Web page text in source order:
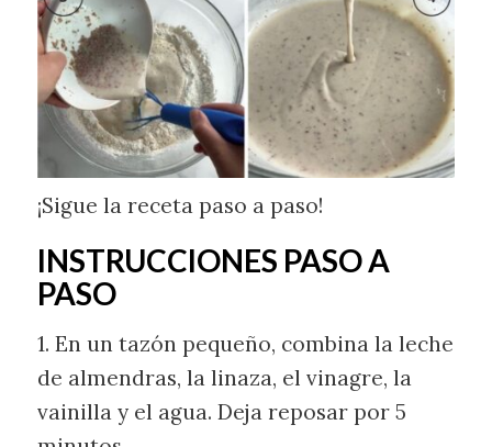
¡Sigue la receta paso a paso!
INSTRUCCIONES PASO A
PASO
1. En un tazón pequeño, combina la leche
de almendras, la linaza, el vinagre, la
vainilla y el agua. Deja reposar por 5